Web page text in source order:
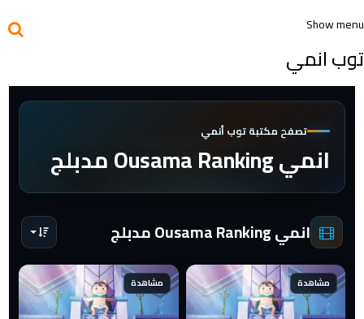
Show menu
توب انمي
تصفح مكتبة توب أنمي
انمي Ousama Ranking مدبلج
انمي Ousama Ranking مدبلج
مشاهدة مشاهدة